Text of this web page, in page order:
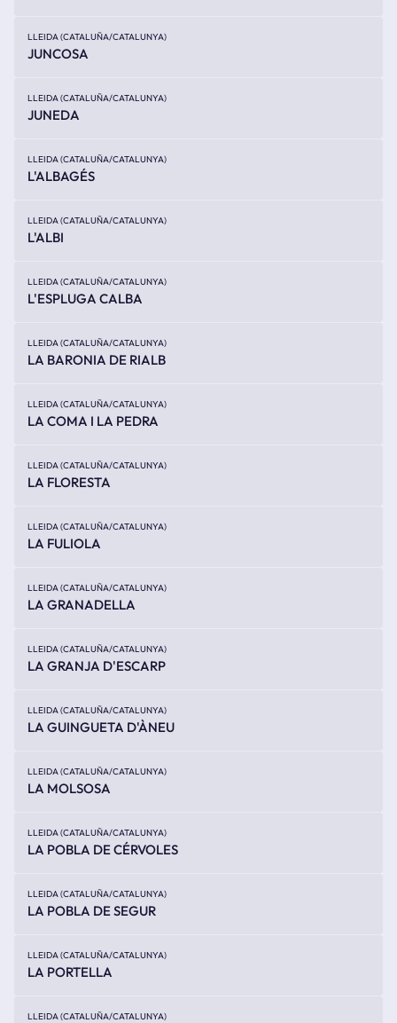
LLEIDA (CATALUÑA/CATALUNYA)
JUNCOSA
LLEIDA (CATALUÑA/CATALUNYA)
JUNEDA
LLEIDA (CATALUÑA/CATALUNYA)
L'ALBAGÉS
LLEIDA (CATALUÑA/CATALUNYA)
L'ALBI
LLEIDA (CATALUÑA/CATALUNYA)
L'ESPLUGA CALBA
LLEIDA (CATALUÑA/CATALUNYA)
LA BARONIA DE RIALB
LLEIDA (CATALUÑA/CATALUNYA)
LA COMA I LA PEDRA
LLEIDA (CATALUÑA/CATALUNYA)
LA FLORESTA
LLEIDA (CATALUÑA/CATALUNYA)
LA FULIOLA
LLEIDA (CATALUÑA/CATALUNYA)
LA GRANADELLA
LLEIDA (CATALUÑA/CATALUNYA)
LA GRANJA D'ESCARP
LLEIDA (CATALUÑA/CATALUNYA)
LA GUINGUETA D'ÀNEU
LLEIDA (CATALUÑA/CATALUNYA)
LA MOLSOSA
LLEIDA (CATALUÑA/CATALUNYA)
LA POBLA DE CÉRVOLES
LLEIDA (CATALUÑA/CATALUNYA)
LA POBLA DE SEGUR
LLEIDA (CATALUÑA/CATALUNYA)
LA PORTELLA
LLEIDA (CATALUÑA/CATALUNYA)